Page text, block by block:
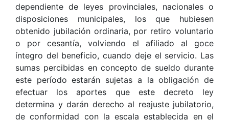
dependiente de leyes provinciales, nacionales o
disposiciones municipales, los que hubiesen
obtenido jubilación ordinaria, por retiro voluntario
o por cesantía, volviendo el afiliado al goce
íntegro del beneficio, cuando deje el servicio. Las
sumas percibidas en concepto de sueldo durante
este período estarán sujetas a la obligación de
efectuar los aportes que este decreto ley
determina y darán derecho al reajuste jubilatorio,
de conformidad con la escala establecida en el